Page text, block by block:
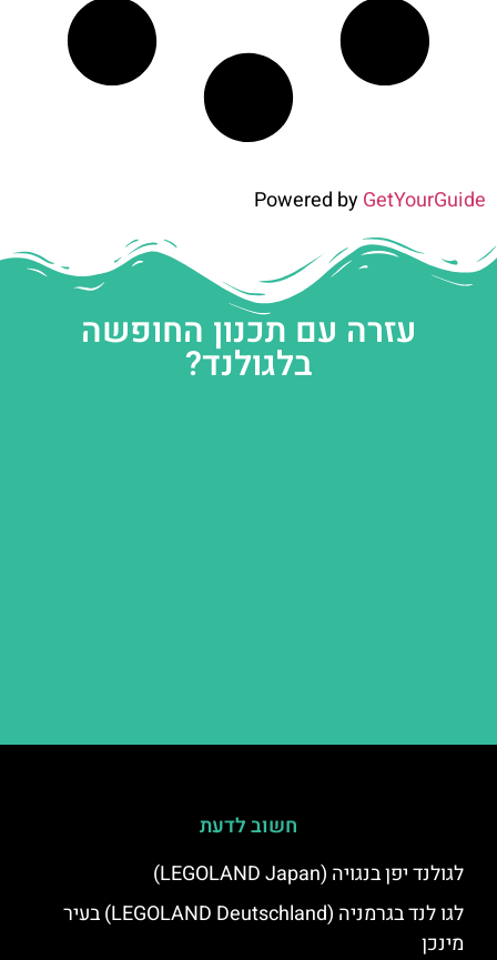
Powered byGetYourGuide
עזרה עם תכנון החופשה
בלגולנד?
חשוב לדעת
לגולנד יפן בנגויה (LEGOLAND Japan)
לגו לנד בגרמניה (LEGOLAND Deutschland) בעיר
מינכן